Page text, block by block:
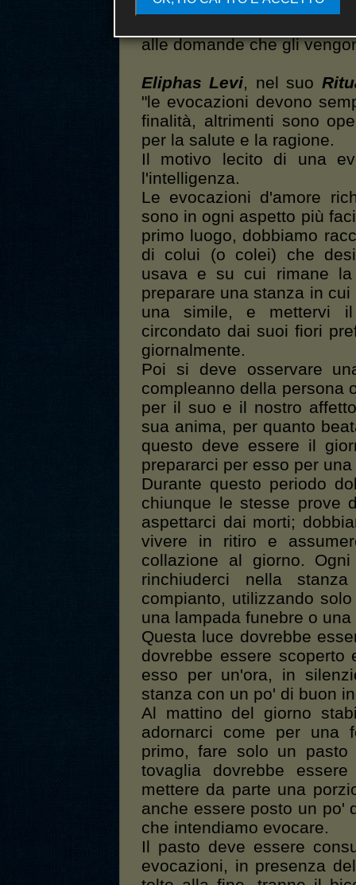
vengono effettuate sul
alle domande che gli
Eliphas Levi, nel suo
"le evocazioni devono
finalità, altrimenti sono
per la salute e la ragione.
Il motivo lecito di una
l'intelligenza.
Le evocazioni d'amore
sono in ogni aspetto più
primo luogo, dobbiamo
di colui (o colei) che
usava e su cui rimane la
preparare una stanza in
una simile, e mettervi
circondato dai suoi fiori
giornalmente.
Poi si deve osservare
compleanno della persona
per il suo e il nostro
sua anima, per quanto
questo deve essere il
prepararci per esso per
Durante questo periodo
chiunque le stesse prove
aspettarci dai morti;
vivere in ritiro e
collazione al giorno.
rinchiuderci nella
compianto, utilizzando
una lampada funebre o
Questa luce dovrebbe
dovrebbe essere scoperto
esso per un'ora, in
stanza con un po' di buon
Al mattino del giorno
adornarci come per una
primo, fare solo un
tovaglia dovrebbe
mettere da parte una
anche essere posto un po'
che intendiamo evocare.
Il pasto deve essere
evocazioni, in presenza